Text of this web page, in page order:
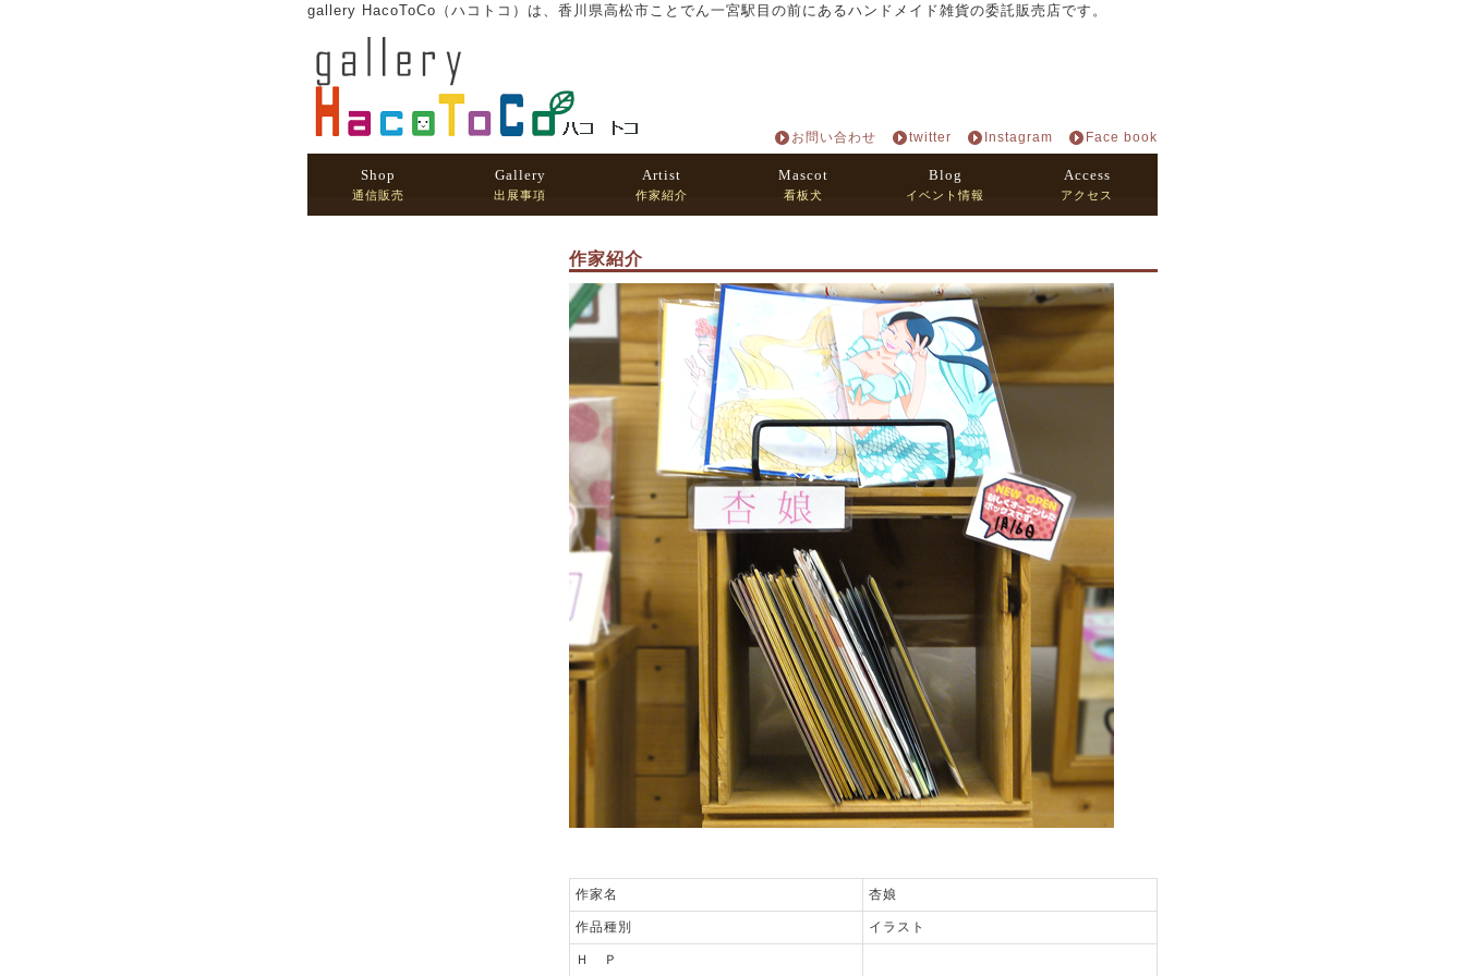
gallery HacoToCo（ハコトコ）は、香川県高松市ことでん一宮駅目の前にあるハンドメイド雑貨の委託販売店です。
お問い合わせ twitter Instagram Face book
Shop
通信販売
Gallery
出展事項
Artist
作家紹介
Mascot
看板犬
Blog
イベント情報
Access
アクセス
作家紹介
作家名 杏娘
作品種別 イラスト
Ｈ Ｐ